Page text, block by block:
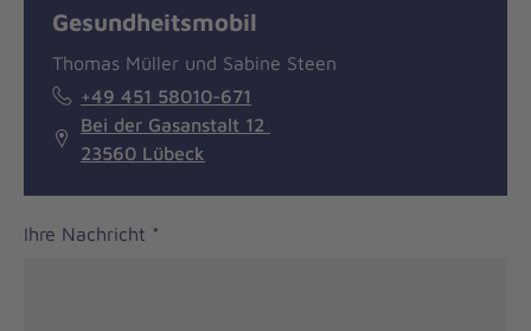
Gesundheitsmobil
Thomas Müller und Sabine Steen
+49 451 58010-671
Bei der Gasanstalt 12
23560 Lübeck
Ihre Nachricht *